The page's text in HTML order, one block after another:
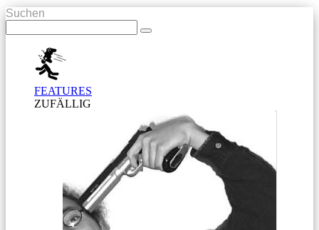
Suchen
FEATURES
ZUFÄLLIG